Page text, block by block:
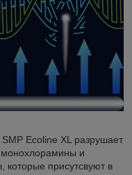
Ecoline XL разрушает
монохлорамины и
присутсвуют в